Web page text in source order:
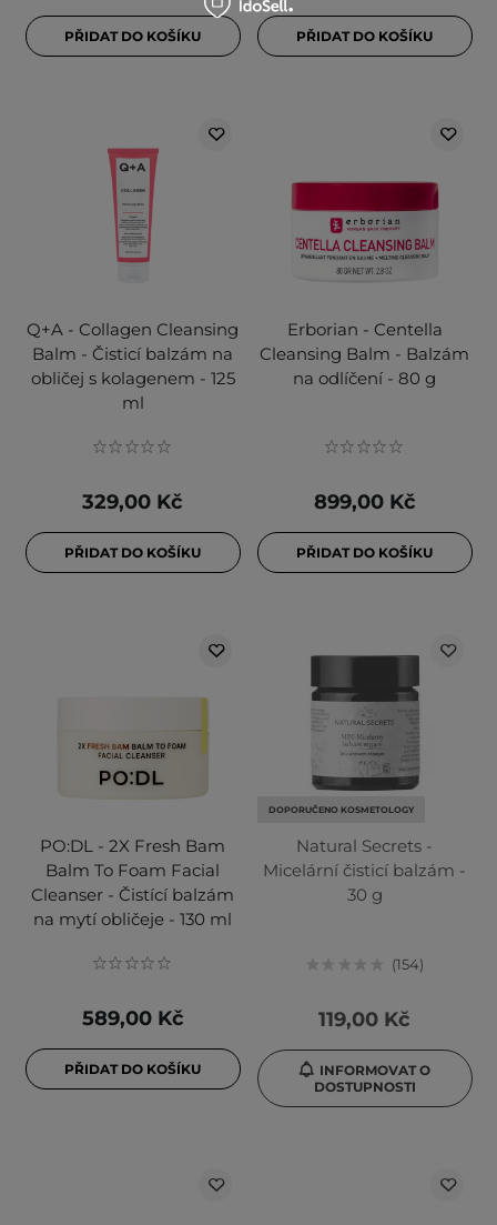
PŘIDAT DO KOŠÍKU PŘIDAT DO KOŠÍKU
Q+A - Collagen Cleansing
Balm - Čisticí balzám na
obličej s kolagenem - 125
ml
329,00 Kč
PŘIDAT DO KOŠÍKU
Erborian - Centella
Cleansing Balm - Balzám
na odlíčení - 80 g
899,00 Kč
PŘIDAT DO KOŠÍKU
PO:DL - 2X Fresh Bam
Balm To Foam Facial
Cleanser - Čistící balzám
na mytí obličeje - 130 ml
589,00 Kč
PŘIDAT DO KOŠÍKU
DOPORUČENO KOSMETOLOGY
Natural Secrets -
Micelární čisticí balzám -
30 g
154
119,00 Kč
INFORMOVAT O
DOSTUPNOSTI